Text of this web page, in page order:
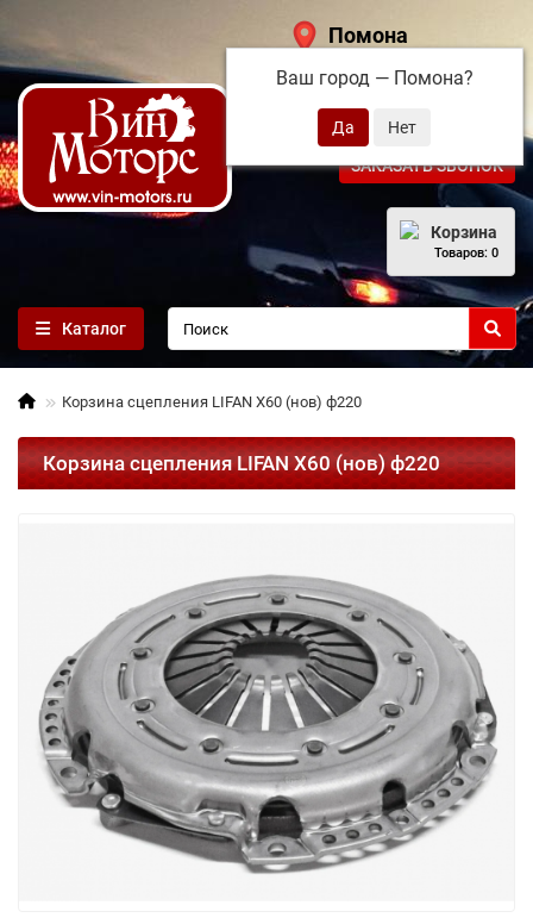
Помона
Ваш город — Помона?
+7 (495) 108-68-71
ЗАКАЗАТЬ ЗВОНОК
Корзина
Товаров: 0
Каталог
Корзина сцепления LIFAN X60 (нов) ф220
Корзина сцепления LIFAN X60 (нов) ф220